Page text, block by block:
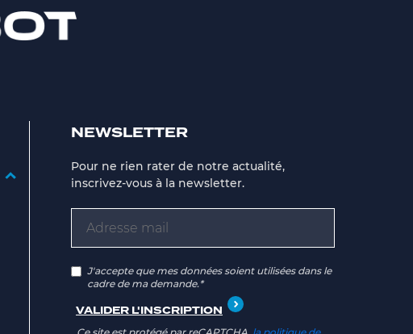
NEWSLETTER
Pour ne rien rater de notre actualité,
inscrivez-vous à la newsletter.
J'accepte que mes données soient utilisées dans le
cadre de ma demande.*